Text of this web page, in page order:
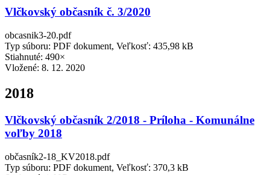
Vlčkovský občasník č. 3/2020
obcasnik3-20.pdf
Typ súboru: PDF dokument, Veľkosť: 435,98 kB
Stiahnuté: 490×
Vložené: 8. 12. 2020
2018
Vlčkovský občasník 2/2018 - Príloha - Komunálne
voľby 2018
občasník2-18_KV2018.pdf
Typ súboru: PDF dokument, Veľkosť: 370,3 kB